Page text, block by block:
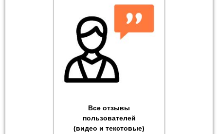
Все отзывы
пользователей
(видео и текстовые)